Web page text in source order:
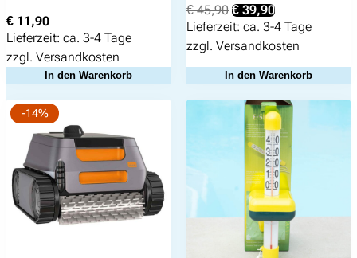
€ 11,90
Lieferzeit: ca. 3-4 Tage
zzgl. Versandkosten
In den Warenkorb
€45,90 Ursprünglicher
Preis
war:
€ 45,90
€ 39,90Aktueller
Preis
ist:
€ 39,90.
Lieferzeit: ca. 3-4 Tage
zzgl. Versandkosten
In den Warenkorb
-14%
Suchen
nach: